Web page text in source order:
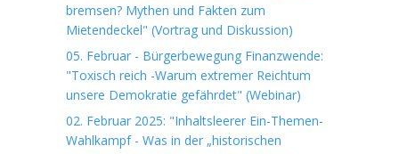
bremsen? Mythen und Fakten zum
Mietendeckel" (Vortrag und Diskussion)
05. Februar - Bürgerbewegung Finanzwende:
"Toxisch reich -Warum extremer Reichtum
unsere Demokratie gefährdet" (Webinar)
02. Februar 2025: "Inhaltsleerer Ein-Themen-
Wahlkampf - Was in der „historischen